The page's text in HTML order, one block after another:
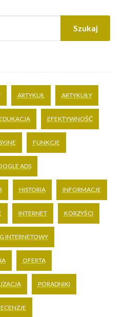
Szukaj
ARTYKUŁ ARTYKUŁY
EFEKTYWNOŚĆ
FUNKCJE
ADS
HISTORIA INFORMACJE
INTERNET KORZYŚCI
INTERNETOWY
OFERTA
PORADNIKI